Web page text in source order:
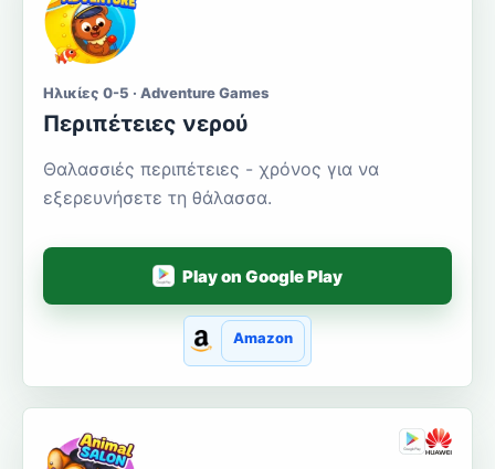
Ηλικίες 0-5 · Adventure Games
Περιπέτειες νερού
Θαλασσιές περιπέτειες - χρόνος για να
εξερευνήσετε τη θάλασσα.
Play on Google Play
Amazon